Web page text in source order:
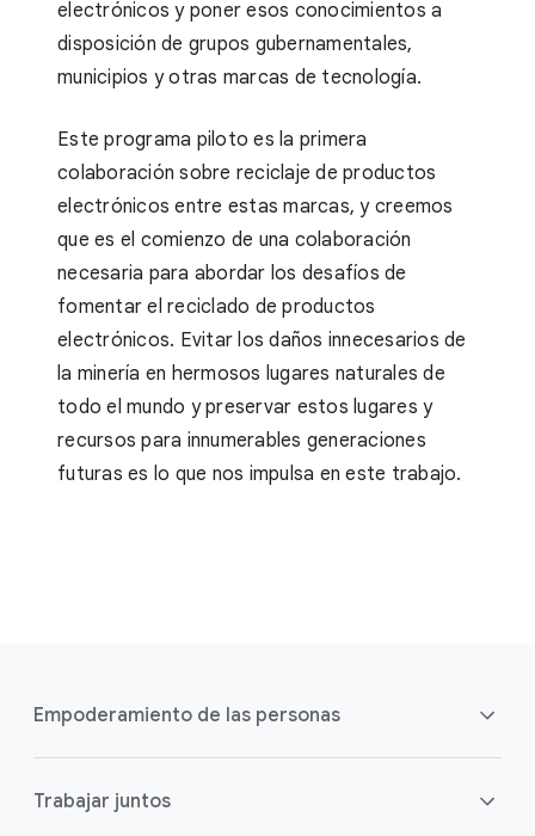
electrónicos y poner esos conocimientos a
disposición de grupos gubernamentales,
municipios y otras marcas de tecnología.
Este programa piloto es la primera
colaboración sobre reciclaje de productos
electrónicos entre estas marcas, y creemos
que es el comienzo de una colaboración
necesaria para abordar los desafíos de
fomentar el reciclado de productos
electrónicos. Evitar los daños innecesarios de
la minería en hermosos lugares naturales de
todo el mundo y preservar estos lugares y
recursos para innumerables generaciones
futuras es lo que nos impulsa en este trabajo.
Empoderamiento de las personas
Descripción general
Trabajar juntos